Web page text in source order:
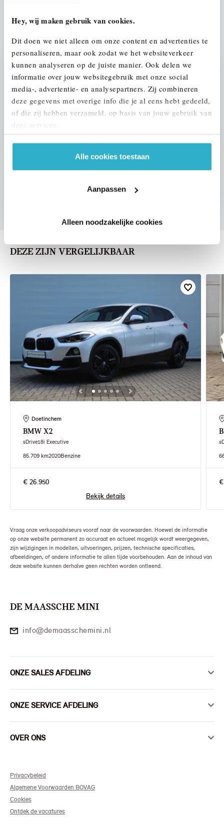
Hey, wij maken gebruik van cookies.
Dit doen we niet alleen om onze content en advertenties te
personaliseren, maar ook zodat we het websiteverkeer
kunnen analyseren op de juiste manier. Ook delen we
informatie over jouw websitegebruik met onze social
media-, advertentie- en analysepartners. Zij combineren
deze gegevens met overige info die je al eens hebt gedeeld,
of die zij hebben verzameld, op basis van jouw gebruik van
deze services.
Alle cookies toestaan
Aanpassen
Alleen noodzakelijke cookies
Stap 1 van 3
UW AUTO INRUILEN?
DEZE ZIJN VERGELIJKBAAR
Doetinchem
BMW X2
sDrive18i Executive
85.709 km2020Benzine
€ 26.950
Bekijk details
€
Vraag onze verkoopadviseurs vooraf naar de voorwaarden. Hoewel de informatie
op onze website permanent zo accuraat en actueel mogelijk wordt weergegeven,
zijn wijzigingen in modellen, uitvoeringen, prijzen, technische specificaties,
afbeeldingen, of andere informatie te allen tijde voorbehouden. Aan de inhoud van
deze website kunnen derhalve geen rechten worden ontleend.
DE MAASSCHE MINI
info@demaasschemini.nl
ONZE SALES AFDELING
ONZE SERVICE AFDELING
OVER ONS
Privacybeleid
Algemene Voorwaarden BOVAG
Cookies
Ontdek de vacatures